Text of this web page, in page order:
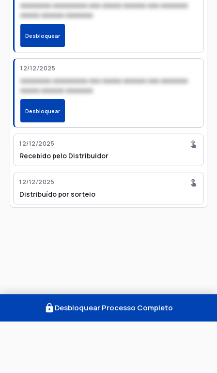
xxxxxxxx xxxxxxxxx xxx xxxxx xxxxxx xxx xxxxxxx
xxxxx xxxxxx xxxxxxx
Desbloquear
12/12/2025
xxxxxxxx xxxxxxxxx xxx xxxxx xxxxxx xxx xxxxxxx
xxxxx xxxxxx xxxxxxx
Desbloquear
12/12/2025
Recebido pelo Distribuidor
12/12/2025
Distribuído por sorteio
Desbloquear Processo Completo